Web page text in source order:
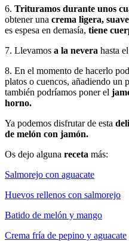
6. Trituramos durante unos
obtener una crema ligera,
es espesa en demasía, tiene
7. Llevamos a la nevera hasta
8. En el momento de hacerlo
platos o cuencos, añadiendo un
también podríamos poner el
horno.
Ya podemos disfrutar de esta
de melón con jamón.
Os dejo alguna receta más:
Salmorejo con aguacate
Huevos rellenos con salmorejo
Batido de melón y mango
Crema fría de pepino y aguacate